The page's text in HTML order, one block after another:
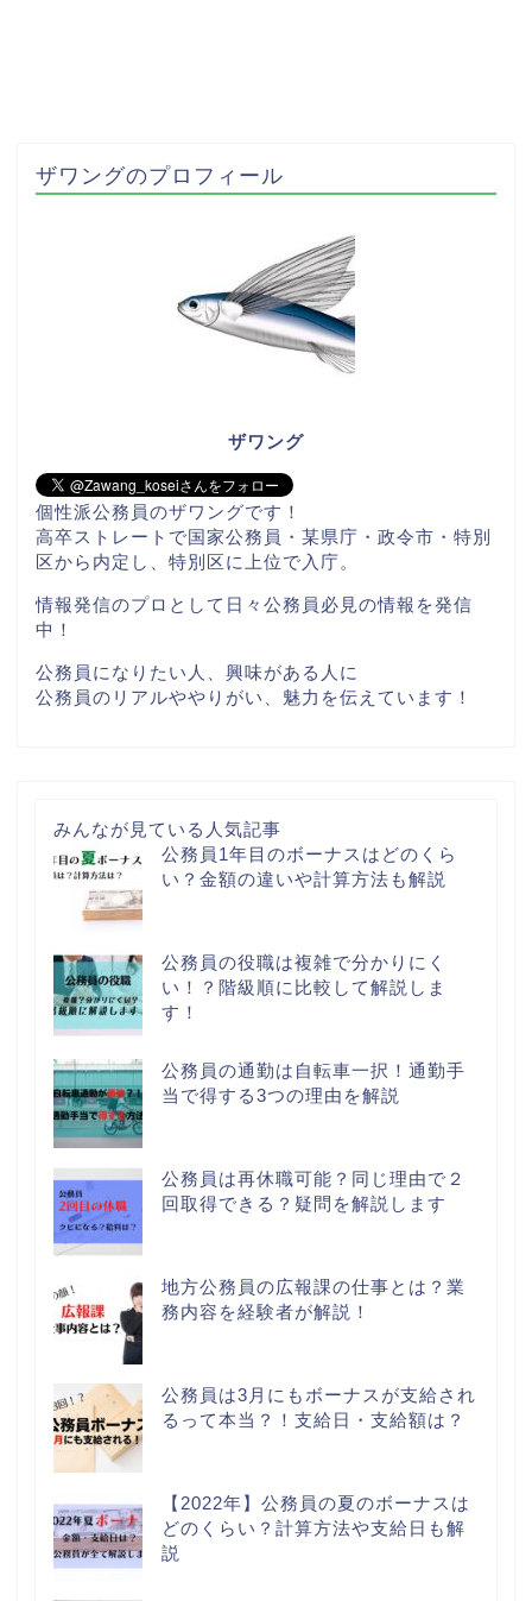
ザワングのプロフィール
ザワング
個性派公務員のザワングです！
高卒ストレートで国家公務員・某県庁・政令市・特別
区から内定し、特別区に上位で入庁。
情報発信のプロとして日々公務員必見の情報を発信
中！
公務員になりたい人、興味がある人に
公務員のリアルややりがい、魅力を伝えています！
みんなが見ている人気記事
公務員1年目のボーナスはどのくら
い？金額の違いや計算方法も解説
公務員の役職は複雑で分かりにく
い！？階級順に比較して解説しま
す！
公務員の通勤は自転車一択！通勤手
当で得する3つの理由を解説
公務員は再休職可能？同じ理由で２
回取得できる？疑問を解説します
地方公務員の広報課の仕事とは？業
務内容を経験者が解説！
公務員は3月にもボーナスが支給され
るって本当？！支給日・支給額は？
【2022年】公務員の夏のボーナスは
どのくらい？計算方法や支給日も解
説